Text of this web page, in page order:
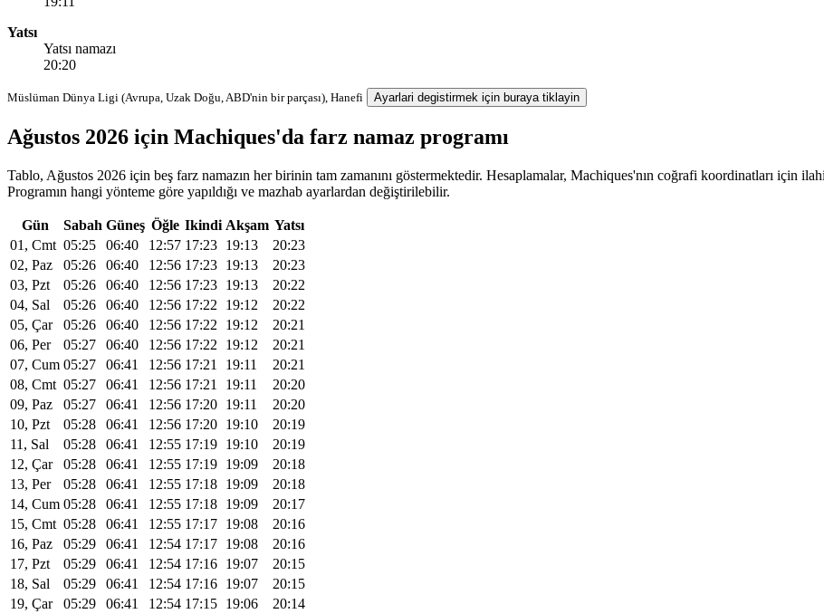
Yatsı
Yatsı namazı
20:20
Müslüman Dünya Ligi (Avrupa, Uzak Doğu, ABD'nin bir parçası), Hanefi Ayarlari degistirmek için buraya tiklayin
Ağustos 2026 için Machiques'da farz namaz programı
Tablo, Ağustos 2026 için beş farz namazın her birinin tam zamanını göstermektedir. Hesaplamalar, Machiques'nın coğrafi koordinatları için
Programın hangi yönteme göre yapıldığı ve mazhab ayarlardan değiştirilebilir.
Gün Sabah Güneş Öğle Ikindi Akşam Yatsı
01, Cmt 05:25 06:40 12:57 17:23 19:13
20:23
02, Paz
05:26 06:40 12:56 17:23 19:13
20:23
03, Pzt
05:26 06:40 12:56 17:23 19:13
20:22
04, Sal
05:26 06:40 12:56 17:22 19:12
20:22
05, Çar
05:26 06:40 12:56 17:22 19:12
20:21
06, Per
05:27 06:40 12:56 17:22 19:12
20:21
07, Cum 05:27 06:41 12:56 17:21 19:11
20:21
08, Cmt 05:27 06:41 12:56 17:21 19:11
20:20
09, Paz
05:27 06:41 12:56 17:20 19:11
20:20
10, Pzt
05:28 06:41 12:56 17:20 19:10
20:19
11, Sal
05:28 06:41 12:55 17:19 19:10
20:19
12, Çar
05:28 06:41 12:55 17:19 19:09
20:18
13, Per
05:28 06:41 12:55 17:18 19:09
20:18
14, Cum 05:28 06:41 12:55 17:18 19:09
20:17
15, Cmt 05:28 06:41 12:55 17:17 19:08
20:16
16, Paz
05:29 06:41 12:54 17:17 19:08
20:16
17, Pzt
05:29 06:41 12:54 17:16 19:07
20:15
18, Sal
05:29 06:41 12:54 17:16 19:07
20:15
19, Çar
05:29 06:41 12:54 17:15 19:06
20:14